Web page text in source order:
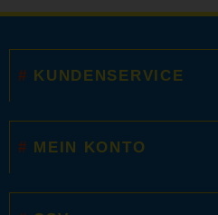
KUNDENSERVICE
MEIN KONTO